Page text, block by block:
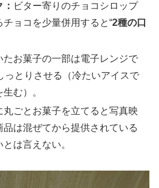
ビター寄りのチョコシロップ
ョコを少量併用すると“2種の口
たお菓子の一部は電子レンジで
っとりさせる（冷たいアイスで
む）。
丸ごとお菓子を立てると写真映
品は混ぜてから提供されている
は言えない。